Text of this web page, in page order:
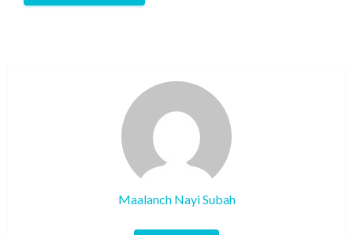
Maalanch Nayi Subah